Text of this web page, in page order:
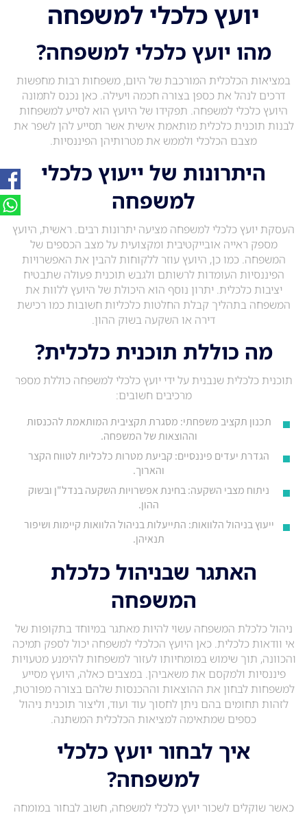
יועץ כלכלי למשפחה
מהו יועץ כלכלי למשפחה?
במציאות הכלכלית המורכבת של היום, משפחות רבות מחפשות
דרכים לנהל את כספן בצורה חכמה ויעילה. כאן נכנס לתמונה
היועץ כלכלי למשפחה. תפקידו של היועץ הוא לסייע למשפחות
לבנות תוכנית כלכלית מותאמת אישית אשר תסייע להן לשפר את
מצבם הכלכלי ולממש את מטרותיהן הפיננסיות.
היתרונות של ייעוץ כלכלי
למשפחה
העסקת יועץ כלכלי למשפחה מציעה יתרונות רבים. ראשית, היועץ
מספק ראייה אובייקטיבית ומקצועית על מצב הכספים של
המשפחה. כמו כן, היועץ עוזר ללקוחות להבין את האפשרויות
הפיננסיות העומדות לרשותם ולגבש תוכנית פעולה שתבטיח
יציבות כלכלית. יתרון נוסף הוא היכולת של היועץ ללוות את
המשפחה בתהליך קבלת החלטות כלכליות חשובות כמו רכישת
דירה או השקעה בשוק ההון.
מה כוללת תוכנית כלכלית?
תוכנית כלכלית שנבנית על ידי יועץ כלכלי למשפחה כוללת מספר
מרכיבים חשובים:
תכנון תקציב משפחתי: מסגרת תקציבית המותאמת להכנסות
וההוצאות של המשפחה.
הגדרת יעדים פיננסיים: קביעת מטרות כלכליות לטווח הקצר
והארוך.
ניתוח מצבי השקעה: בחינת אפשרויות השקעה בנדל"ן ובשוק
ההון.
ייעוץ בניהול הלוואות: התייעלות בניהול הלוואות קיימות ושיפור
תנאיהן.
האתגר שבניהול כלכלת
המשפחה
ניהול כלכלת המשפחה עשוי להיות מאתגר במיוחד בתקופות של
אי וודאות כלכלית. כאן היועץ הכלכלי למשפחה יכול לספק תמיכה
והכוונה, תוך שימוש במומחיותו לעזור למשפחות להימנע מטעויות
פיננסיות ולמקסם את משאביהן. במצבים כאלה, היועץ מסייע
למשפחות לבחון את ההוצאות וההכנסות שלהם בצורה מפורטת,
לזהות תחומים בהם ניתן לחסוך עוד ועוד, וליצור תוכנית ניהול
כספים שמתאימה למציאות הכלכלית המשתנה.
איך לבחור יועץ כלכלי
למשפחה?
כאשר שוקלים לשכור יועץ כלכלי למשפחה, חשוב לבחור במומחה